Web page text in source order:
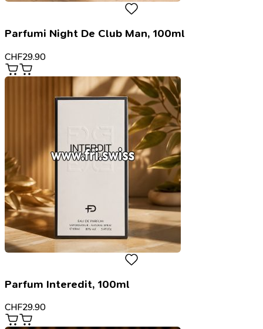
Parfumi Night De Club Man, 100ml
CHF29.90
Parfum Interedit, 100ml
CHF29.90